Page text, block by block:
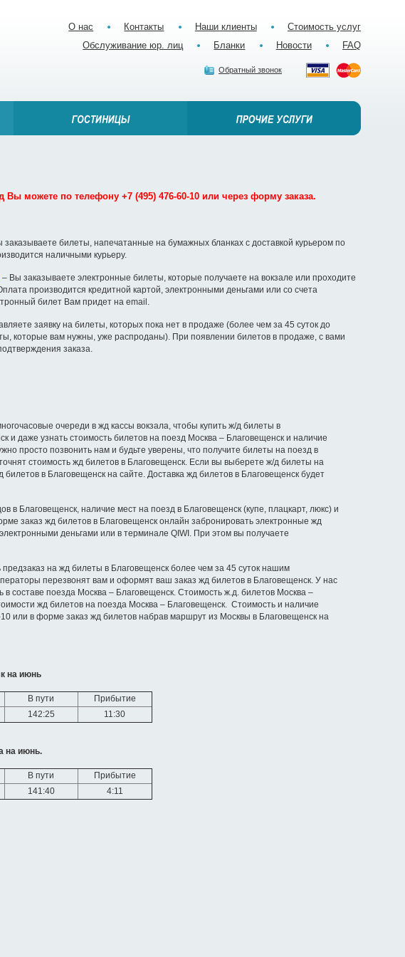
О нас Контакты Наши клиенты
Стоимость услуг
Обслуживание юр. лиц
Бланки Новости FAQ
Обратный звонок
Вы можете по телефону +7 (495) 476-60-10 или через форму заказа.
заказываете билеты, напечатанные на бумажных бланках с доставкой курьером по
наличными курьеру.
– Вы заказываете электронные билеты, которые получаете на вокзале или проходите
производится кредитной картой, электронными деньгами или со счета
билет Вам придет на email.
заявку на билеты, которых пока нет в продаже (более чем за 45 суток до
которые вам нужны, уже распроданы). При появлении билетов в продаже, с вами
заказа.
очереди в жд кассы вокзала, чтобы купить ж/д билеты в
даже узнать стоимость билетов на поезд Москва – Благовещенск и наличие
просто позвонить нам и будьте уверены, что получите билеты на поезд в
стоимость жд билетов в Благовещенск. Если вы выберете ж/д билеты на
в Благовещенск на сайте. Доставка жд билетов в Благовещенск будет
Благовещенск, наличие мест на поезд в Благовещенск (купе, плацкарт, люкс) и
заказ жд билетов в Благовещенск онлайн забронировать электронные жд
деньгами или в терминале QIWI. При этом вы получаете
на жд билеты в Благовещенск более чем за 45 суток нашим
перезвонят вам и оформят ваш заказ жд билетов в Благовещенск. У нас
составе поезда Москва – Благовещенск. Стоимость ж.д. билетов Москва –
жд билетов на поезда Москва – Благовещенск. Стоимость и наличие
или в форме заказ жд билетов набрав маршрут из Москвы в Благовещенск на
на июнь
В пути
Прибытие
142:25 11:30
на июнь.
В пути
Прибытие
141:40 4:11